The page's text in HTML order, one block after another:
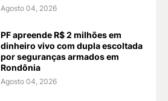
Agosto 04, 2026
PF apreende R$ 2 milhões em
dinheiro vivo com dupla escoltada
por seguranças armados em
Rondônia
Agosto 04, 2026